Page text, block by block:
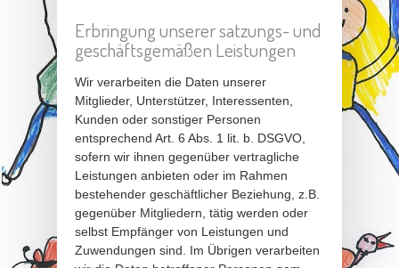
Erbringung unserer satzungs- und
geschäftsgemäßen Leistungen
Wir verarbeiten die Daten unserer
Mitglieder, Unterstützer, Interessenten,
Kunden oder sonstiger Personen
entsprechend Art. 6 Abs. 1 lit. b. DSGVO,
sofern wir ihnen gegenüber vertragliche
Leistungen anbieten oder im Rahmen
bestehender geschäftlicher Beziehung, z.B.
gegenüber Mitgliedern, tätig werden oder
selbst Empfänger von Leistungen und
Zuwendungen sind. Im Übrigen verarbeiten